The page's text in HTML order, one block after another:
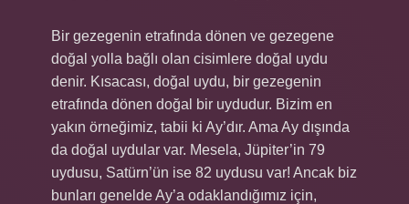
Bir gezegenin etrafında dönen ve gezegene
doğal yolla bağlı olan cisimlere doğal uydu
denir. Kısacası, doğal uydu, bir gezegenin
etrafında dönen doğal bir uydudur. Bizim en
yakın örneğimiz, tabii ki Ay’dır. Ama Ay dışında
da doğal uydular var. Mesela, Jüpiter’in 79
uydusu, Satürn’ün ise 82 uydusu var! Ancak biz
bunları genelde Ay’a odaklandığımız için,